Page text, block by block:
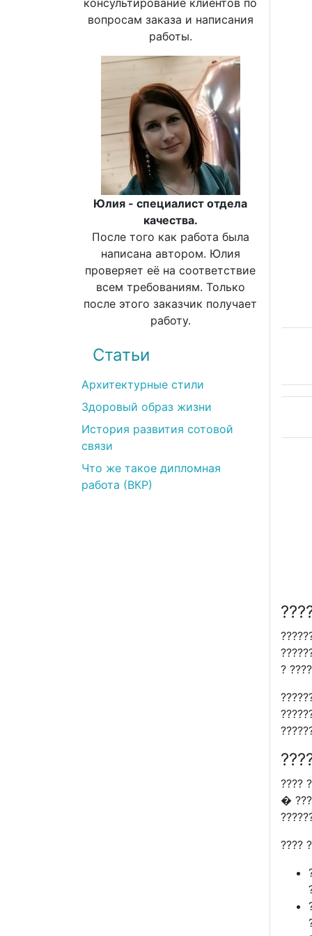
консультирование клиентов по
вопросам заказа и написания
работы.
Юлия - специалист отдела
качества.
После того как работа была
написана автором. Юлия
проверяет её на соответствие
всем требованиям. Только
после этого заказчик получает
работу.
Статьи
Архитектурные стили
Здоровый образ жизни
История развития сотовой
связи
Что же такое дипломная
работа (ВКР)
(12.03.2022)
?
????
�
????